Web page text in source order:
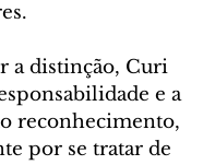
a distinção, Curi
e a
reconhecimento,
por se tratar de